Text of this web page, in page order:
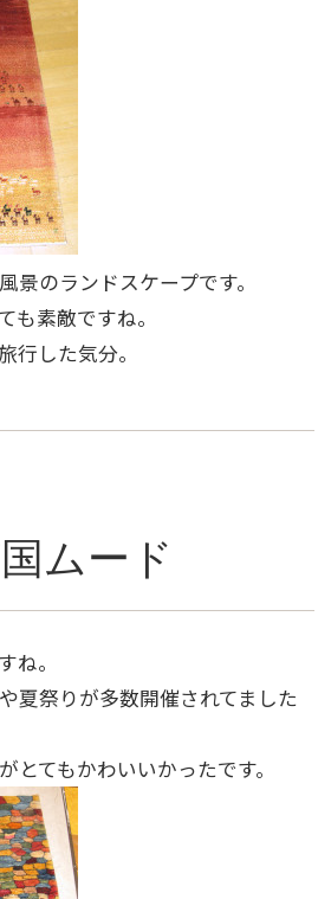
景のランドスケープです。
も素敵ですね。
行した気分。
ムード
ね。
夏祭りが多数開催されてました
とてもかわいいかったです。